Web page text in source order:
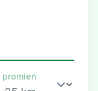
promień